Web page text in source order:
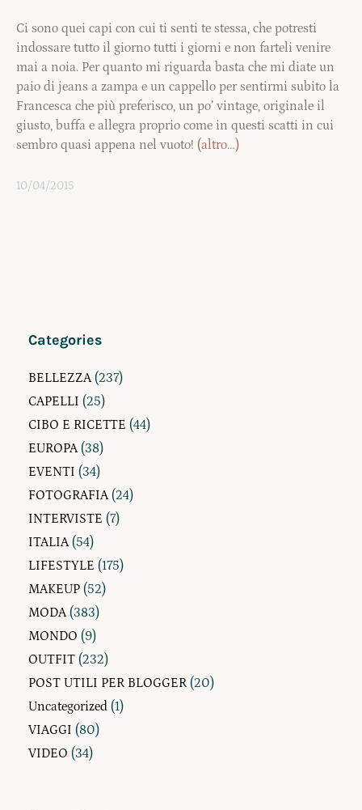
Ci sono quei capi con cui ti senti te stessa, che potresti
indossare tutto il giorno tutti i giorni e non farteli venire
mai a noia. Per quanto mi riguarda basta che mi diate un
paio di jeans a zampa e un cappello per sentirmi subito la
Francesca che più preferisco, un po’ vintage, originale il
giusto, buffa e allegra proprio come in questi scatti in cui
sembro quasi appena nel vuoto! (altro…)
10/04/2015
Categories
BELLEZZA(237)
CAPELLI (25)
CIBO E RICETTE (44)
EUROPA(38)
EVENTI (34)
FOTOGRAFIA(24)
INTERVISTE (7)
ITALIA(54)
LIFESTYLE (175)
MAKEUP (52)
MODA(383)
MONDO (9)
OUTFIT (232)
POST UTILI PER BLOGGER (20)
Uncategorized (1)
VIAGGI (80)
VIDEO (34)